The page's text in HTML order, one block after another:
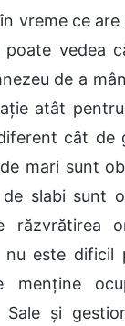
vreme ce
poate vedea
de a
atât
cât de
mari sunt
slabi sunt
răzvrătirea
este dificil
menține
Sale și